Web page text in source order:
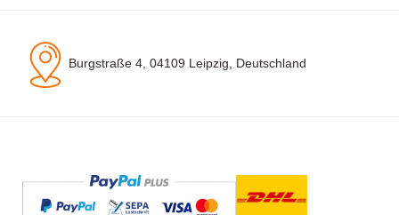
Burgstraße 4, 04109 Leipzig, Deutschland